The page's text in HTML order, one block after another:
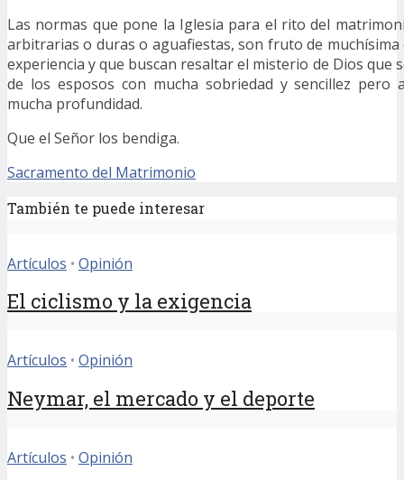
Las normas que pone la Iglesia para el rito del
arbitrarias o duras o aguafiestas, son fruto de muchísima
experiencia y que buscan resaltar el misterio de Dios que
de los esposos con mucha sobriedad y sencillez pero
mucha profundidad.
Que el Señor los bendiga.
Sacramento del Matrimonio
También te puede interesar
Artículos • Opinión
El ciclismo y la exigencia
Artículos • Opinión
Neymar, el mercado y el deporte
Artículos • Opinión